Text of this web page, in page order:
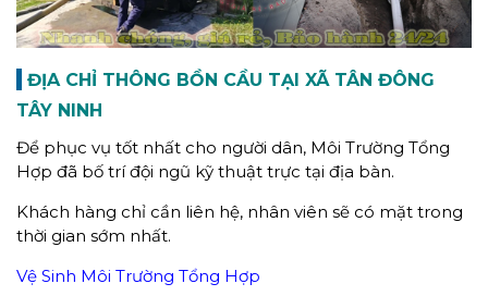
ĐỊA CHỈ THÔNG BỒN CẦU TẠI XÃ TÂN ĐÔNG
TÂY NINH
Để phục vụ tốt nhất cho người dân, Môi Trường Tổng
Hợp đã bố trí đội ngũ kỹ thuật trực tại địa bàn.
Khách hàng chỉ cần liên hệ, nhân viên sẽ có mặt trong
thời gian sớm nhất.
Vệ Sinh Môi Trường Tổng Hợp